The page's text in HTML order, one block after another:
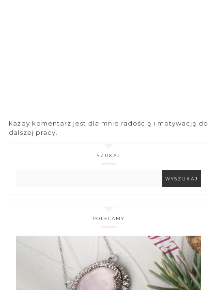
każdy komentarz jest dla mnie radością i motywacją do
dalszej pracy.
SZUKAJ
POLECAMY